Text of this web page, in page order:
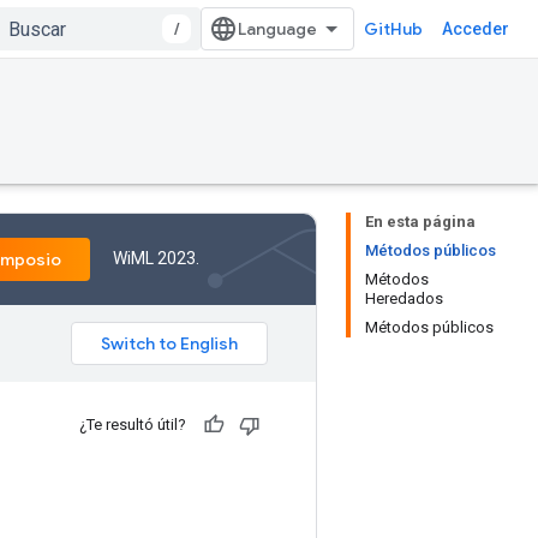
/ GitHub Acceder
En esta página
Métodos públicos
Métodos
Heredados
Métodos públicos
WiML 2023.
¿Te resultó útil?